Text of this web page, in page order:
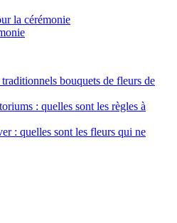
la cérémonie
bouquets de fleurs de
: quelles sont les règles à
: quelles sont les fleurs qui ne